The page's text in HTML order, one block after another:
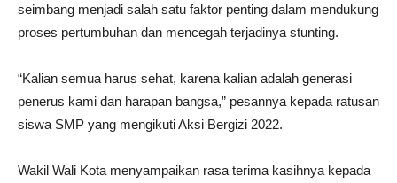
seimbang menjadi salah satu faktor penting dalam mendukung
proses pertumbuhan dan mencegah terjadinya stunting.
“Kalian semua harus sehat, karena kalian adalah generasi
penerus kami dan harapan bangsa,” pesannya kepada ratusan
siswa SMP yang mengikuti Aksi Bergizi 2022.
Wakil Wali Kota menyampaikan rasa terima kasihnya kepada